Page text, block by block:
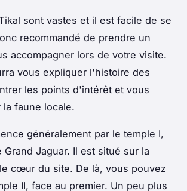
sont vastes et il est facile de se
recommandé de prendre un
accompagner lors de votre visite.
vous expliquer l'histoire des
les points d'intérêt et vous
faune locale.
généralement par le temple I,
Grand Jaguar. Il est situé sur la
cœur du site. De là, vous pouvez
II, face au premier. Un peu plus